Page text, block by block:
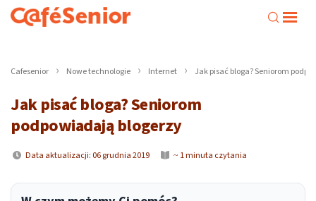
Cafesenior Nowe technologie Internet Jak pisać bloga? Seniorom
Jak pisać bloga? Seniorom
podpowiadają blogerzy
Data aktualizacji: 06 grudnia 2019 ~ 1 minuta czytania